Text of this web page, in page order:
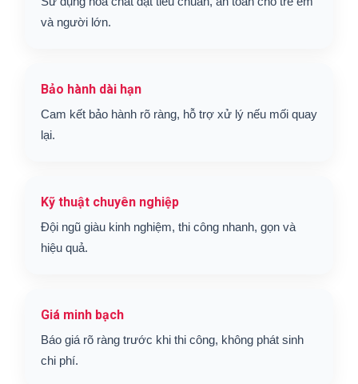
và người lớn.
Bảo hành dài hạn
Cam kết bảo hành rõ ràng, hỗ trợ xử lý nếu mối quay
lại.
Kỹ thuật chuyên nghiệp
Đội ngũ giàu kinh nghiệm, thi công nhanh, gọn và
hiệu quả.
Giá minh bạch
Báo giá rõ ràng trước khi thi công, không phát sinh
chi phí.